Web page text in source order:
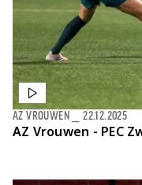
AZ Vrouwen - PEC
AZ VROUWEN ⎯22.12.2025